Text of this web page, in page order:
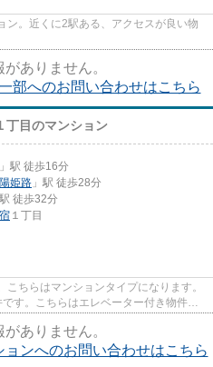
ン。近くに2駅ある、アクセスが良い物
ありません。
部へのお問い合わせはこちら
丁目のマンション
」駅 徒歩16分
姫路 」駅 徒歩28分
駅 徒歩32分
１丁目
こちらはマンションタイプになります。
す。こちらはエレベーター付き物件で
ありません。
ンへのお問い合わせはこちら